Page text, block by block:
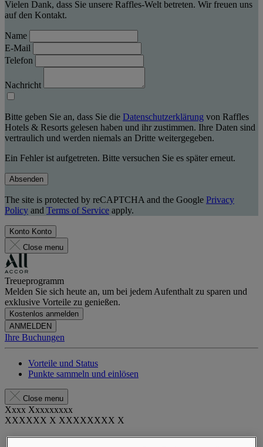
Vielen Dank, dass Sie unsere Raffles-Welt betreten. Wir freuen uns
auf den Kontakt.
Name
E-Mail
Telefon
Nachricht
Bitte geben Sie an, dass Sie die Datenschutzerklärung von Raffles
Hotels & Resorts gelesen haben und ihr zustimmen. Ihre Daten sind
vertraulich und werden niemals an Dritte weitergegeben.
Ein Fehler ist aufgetreten. Bitte versuchen Sie es später erneut.
Absenden
The site is protected by reCAPTCHA and the Google Privacy
Policy and Terms of Service apply.
Konto Konto
Close menu
Treueprogramm
Melden Sie sich heute an, um bei jedem Aufenthalt zu sparen und
exklusive Vorteile zu genießen.
Kostenlos anmelden
ANMELDEN
Ihre Buchungen
Vorteile und Status
Punkte sammeln und einlösen
Close menu
Xxxx Xxxxxxxxx
XXXXXX X XXXXXXXX X